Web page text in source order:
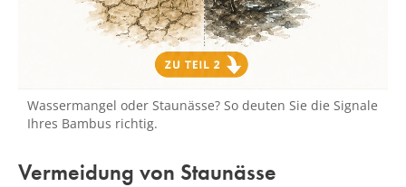
Wassermangel oder Staunässe? So deuten Sie die Signale
Ihres Bambus richtig.
Vermeidung von Staunässe